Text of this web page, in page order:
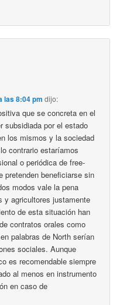
las 8:04 pm dijo:
que se concreta en el
subsidiada por el estado
los mismos y la sociedad
contrario estaríamos
o periódica de free-
pretenden beneficiarse sin
modos vale la pena
y agricultores justamente
de esta situación han
contratos orales como
palabras de North serían
sociales. Aunque
es recomendable siempre
al menos en instrumento
en caso de